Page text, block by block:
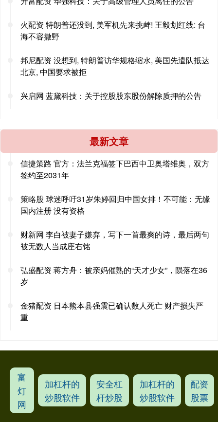
火配资 特朗普还没到, 美军机先来挑衅! 王毅划红线: 台
海不容撒野
邦尼配资 没想到, 特朗普访华规格缩水, 美国先遣队抵达
北京, 中国要求被拒
兴启网 蓝黛科技：关于控股股东股份解除质押的公告
最新文章
信捷策路 官方：法兰克福签下巴西中卫奥塔维奥，双方
签约至2031年
策略股 球迷呼吁31岁朱婷回归中国女排！不可能：无缘
国内注册 没有资格
财新网 李白被妻子嫌弃，写下一首最爽的诗，最后两句
被无数人当成座右铭
弘盛配资 蒋方舟：被亲妈催熟的“天才少女”，陨落在36
岁
金猪配资 日本熊本县强震已确认数人死亡 财产损失严
重
富
灯
网
加杠杆的
炒股软件
安全杠
杆炒股
加杠杆的
炒股软件
配资
股票